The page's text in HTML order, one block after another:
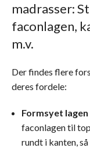
madrasser:
faconlagen,
m.v.
Der findes flere
deres fordele:
Formsyet
faconlagen til
rundt i kanten,